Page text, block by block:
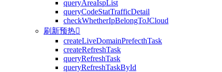
queryAreaIspList
queryCodeStatTrafficDetail
checkWhetherIpBelongToJCloud
刷新预热
createLiveDomainPrefecthTask
createRefreshTask
queryRefreshTask
queryRefreshTaskById